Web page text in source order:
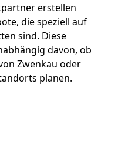
erstellen
die speziell auf
sind. Diese
davon, ob
Zwenkau oder
planen.